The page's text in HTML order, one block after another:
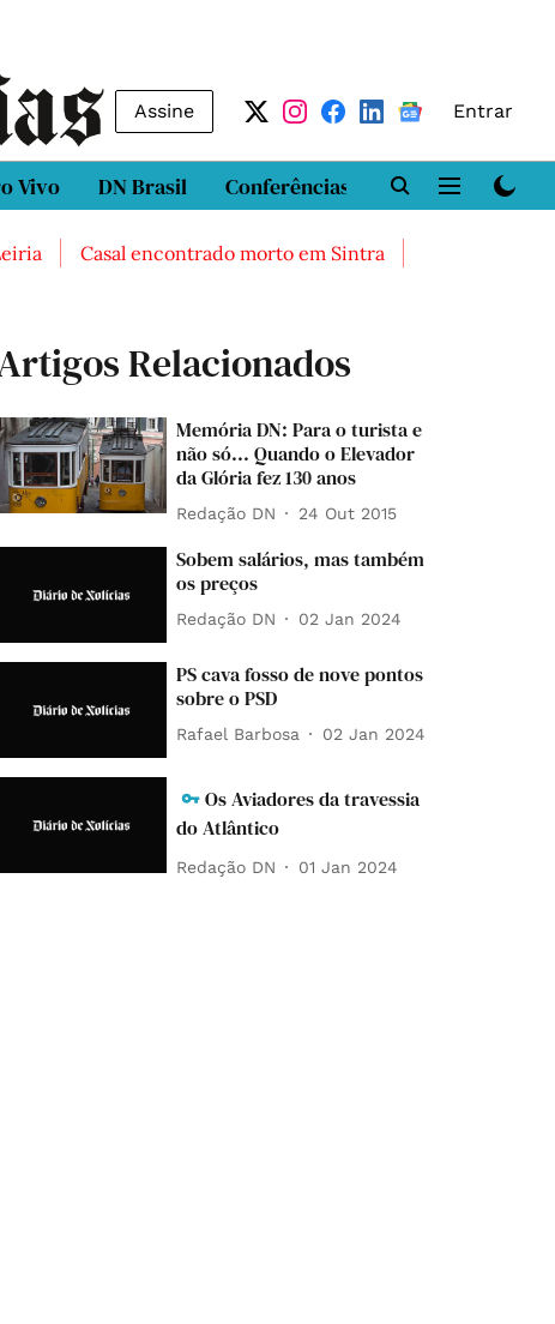
Assine Entrar
Vivo DN Brasil Conferências DN LAB
Casal encontrado morto em Sintra
Relacionados
Memória DN: Para o turista e
não só... Quando o Elevador
da Glória fez 130 anos
Redação DN 24 Out 2015
Sobem salários, mas também
os preços
Redação DN 02 Jan 2024
PS cava fosso de nove pontos
sobre o PSD
Rafael Barbosa 02 Jan 2024
Os Aviadores da travessia
do Atlântico
Redação DN 01 Jan 2024